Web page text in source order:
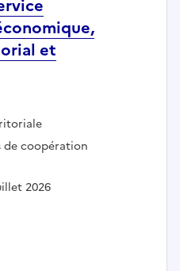
et
de coopération
2026
du service